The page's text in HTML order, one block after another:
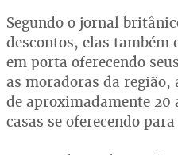
Segundo o jornal
descontos, elas também
em porta oferecendo
as moradoras da região,
de aproximadamente 20
casas se oferecendo